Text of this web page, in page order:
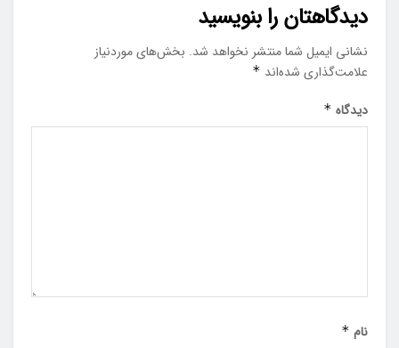
دیدگاهتان را بنویسید
نشانی ایمیل شما منتشر نخواهد شد. بخش‌های موردنیاز
علامت‌گذاری شده‌اند *
دیدگاه *
نام *